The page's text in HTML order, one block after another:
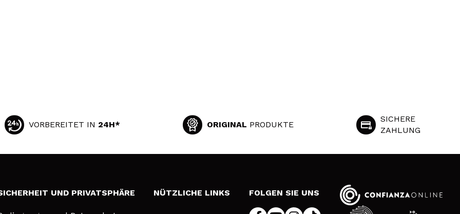
VORBEREITET IN 24H* ORIGINAL PRODUKTE
SICHERE
ZAHLUNG
UND PRIVATSPHÄRE NÜTZLICHE LINKS FOLGEN SIE UNS